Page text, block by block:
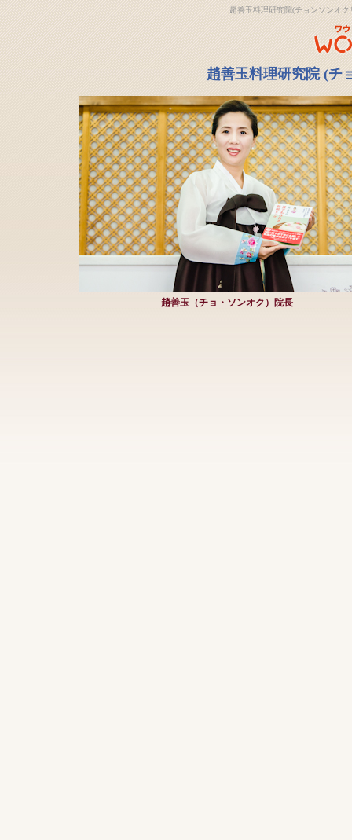
趙善玉料理研究院(チョンソンオ
趙善玉料理研究院 (チ
趙善玉（チョ・ソンオク）院長